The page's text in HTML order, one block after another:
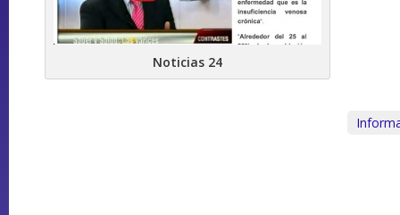
Noticias 24